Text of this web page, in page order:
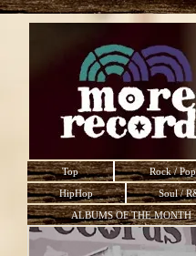
Top Rock /
HipHop
Soul /
ALBUMS OF THE